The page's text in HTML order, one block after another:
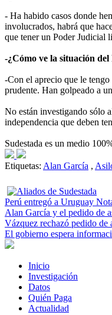
- Ha habido casos donde
involucrados, habrá que
que tener un Poder Judicial
-¿Cómo ve la situación
-Con el aprecio que le
prudente. Han golpeado a
No están investigando sólo
independencia que deben
Sudestada es un medio
Etiquetas: Alan García ,
Perú entregó a Uruguay
Alan García y el pedido de
Vázquez rechazó pedido de
El gobierno espera
Inicio
Investigación
Datos
Quién Paga
Actualidad